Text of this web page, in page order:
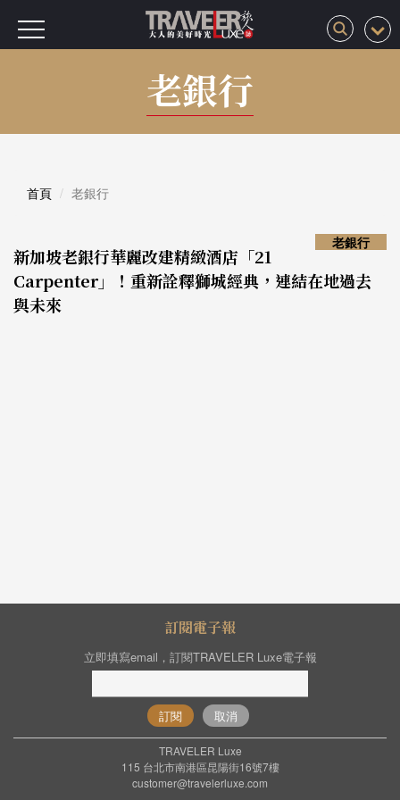
老銀行
首頁 老銀行
新加坡老銀行華麗改建精緻酒店「21
Carpenter」！重新詮釋獅城經典，連結在地過去
與未來
老銀行
訂閱電子報
立即填寫email，訂閱TRAVELER Luxe電子報
訂閱 取消
TRAVELER Luxe
115 台北市南港區昆陽街16號7樓
customer@travelerluxe.com